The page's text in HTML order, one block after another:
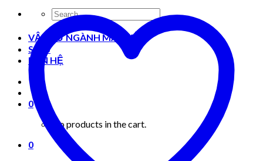
Search
for:
VẬT TƯ NGÀNH MAY MẶC
Shop
LIÊN HỆ
0
No products in the cart.
0